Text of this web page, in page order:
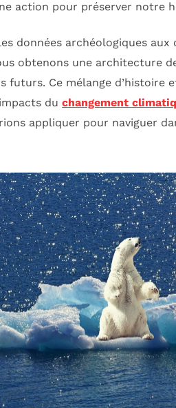
action pour préserver notre
données archéologiques aux
obtenons une architecture
futurs. Ce mélange d’histoire
du changement
appliquer pour naviguer